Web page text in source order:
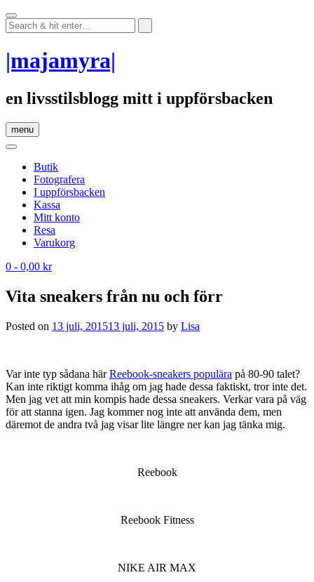
Skip
to
content
|majamyra|
en livsstilsblogg mitt i uppförsbacken
menu
Butik
Fotografera
I uppförsbacken
Kassa
Mitt konto
Resa
Varukorg
0 - 0,00 kr
Vita sneakers från nu och förr
Posted on 13 juli, 201513 juli, 2015 by Lisa
Var inte typ sådana härReebook-sneakers populära på 80-90 talet?
Kan inte riktigt komma ihåg om jag hade dessa faktiskt, tror inte det.
Men jag vet att min kompis hade dessa sneakers. Verkar vara på väg
för att stanna igen. Jag kommer nog inte att använda dem, men
däremot de andra två jag visar lite längre ner kan jag tänka mig.
Reebook
Reebook Fitness
NIKE AIR MAX